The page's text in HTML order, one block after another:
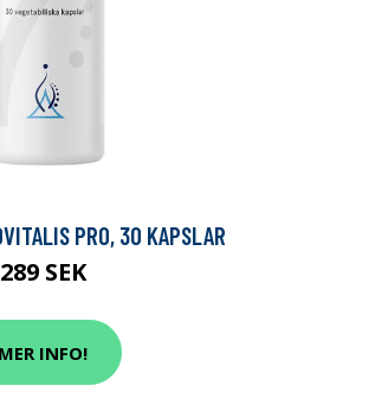
PRO, 30 KAPSLAR
289 SEK
MER INFO!